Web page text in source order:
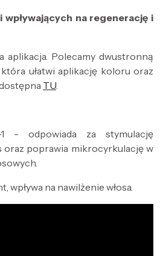
na regenerację i
aplikacja. Polecamy dwustronną
ułatwi aplikację koloru oraz
TU.
- odpowiada za stymulację
oraz poprawia mikrocyrkulację w
na nawilżenie włosa.